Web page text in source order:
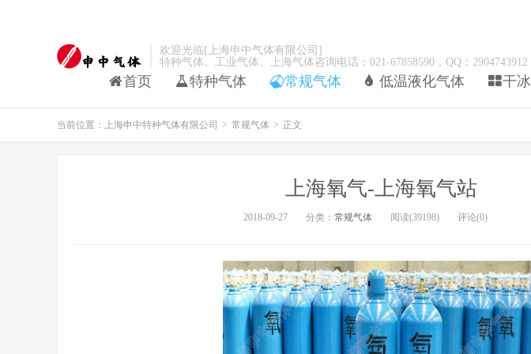
欢迎光临[上海申中气体有限公司]
特种气体、工业气体、上海气体咨询电话：021-67858590，QQ：2904743912
首页 特种气体 常规气体 低温液化气体 干冰
当前位置： 上海申中特种气体有限公司 > 常规气体 > 正文
上海氧气-上海氧气站
2018-09-27 分类： 常规气体 阅读(39198) 评论(0)